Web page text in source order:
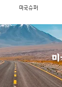
미
미국슈퍼